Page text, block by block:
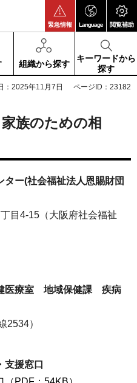
緊急情報 Language 閲覧補助
組織から探す
キーワードから
探す
：2025年11月7日 ページID：23182
族のための相
ー(社会福祉法人恩賜財団
目4-15（大阪府社会福祉
医療室 地域保健課 疾病
）
支援窓口